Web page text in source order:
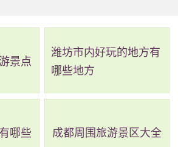
年，前山寨改设为广州府海防军民同
顺德、香山等县海防及澳门事务，故
建有军民府、军装局、火药库等设施。
景点
潍坊市内好玩的地方有
哪些地方
哪些 成都周围旅游景区大全